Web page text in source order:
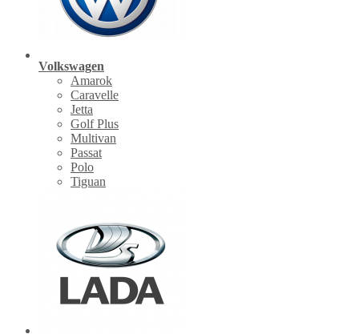
Volkswagen
Amarok
Caravelle
Jetta
Golf Plus
Multivan
Passat
Polo
Tiguan